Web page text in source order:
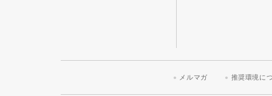
メルマガ 推奨環境に